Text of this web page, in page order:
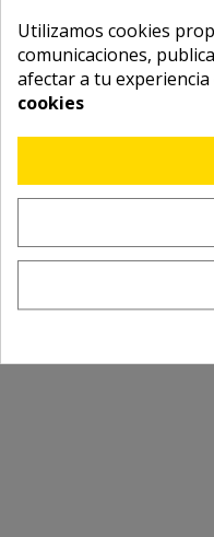
Utilizamos cookies
comunicaciones,
afectar a tu
cookies